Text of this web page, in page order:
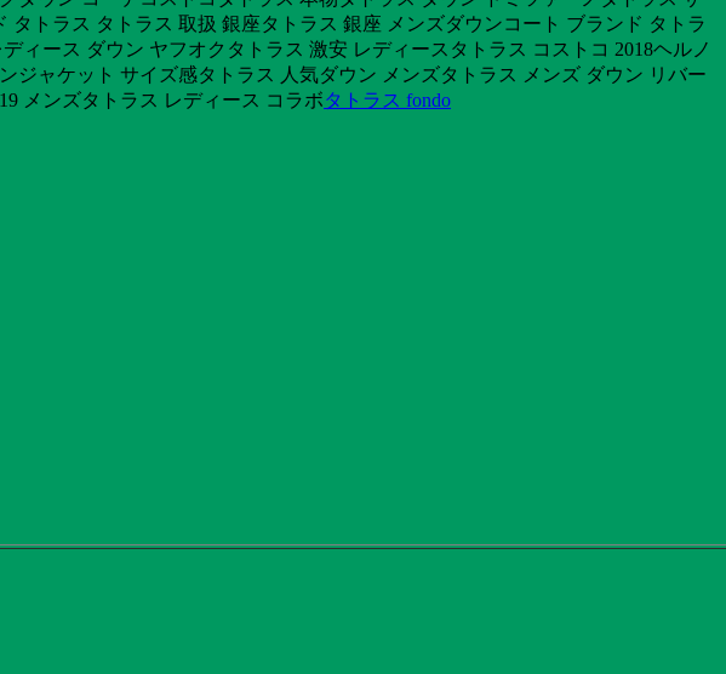
トラス タトラス 取扱 銀座タトラス 銀座 メンズダウンコート ブランド タトラ
ース ダウン ヤフオクタトラス 激安 レディースタトラス コストコ 2018ヘルノ
ャケット サイズ感タトラス 人気ダウン メンズタトラス メンズ ダウン リバー
メンズタトラス レディース コラボタトラス fondo